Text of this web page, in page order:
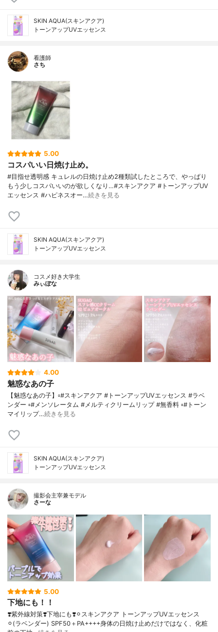
SKIN AQUA(スキンアクア)
トーンアップUVエッセンス
看護師
さち
5.00
コスパいい日焼け止め。
#目指せ透明感 キュレルの日焼け止め2種類試したところで、やっぱり
もう少しコスパいいのが欲しくなり…#スキンアクア #トーンアップUV
エッセンス #ハピネスオー…続きを見る
SKIN AQUA(スキンアクア)
トーンアップUVエッセンス
コスメ好き大学生
みぃぽな
4.00
魅惑なあの子
【魅惑なあの子】▫️#スキンアクア #トーンアップUVエッセンス #ラベ
ンダー ▫️#メンソレータム #メルティクリームリップ #無香料 ▫️#トーン
マイリップ…続きを見る
SKIN AQUA(スキンアクア)
トーンアップUVエッセンス
撮影会主宰兼モデル
さーな
5.00
下地にも！！
❣️紫外線対策❣️下地にも❣️⚪︎スキンアクア トーンアップUVエッセンス
⚪︎(ラベンダー) SPF50＋PA++++身体の日焼け止めだけではなく、化粧